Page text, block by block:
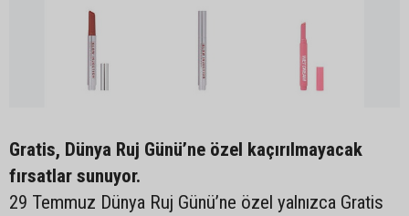
Gratis, Dünya Ruj Günü’ne özel kaçırılmayacak
fırsatlar sunuyor.
29 Temmuz Dünya Ruj Günü’ne özel yalnızca Gratis